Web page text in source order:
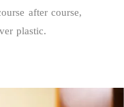
after course,
plastic.